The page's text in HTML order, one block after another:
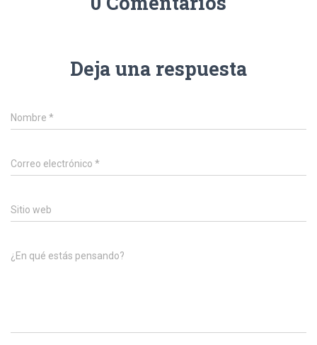
Deja una respuesta
Nombre *
Correo electrónico *
Sitio web
¿En qué estás pensando?